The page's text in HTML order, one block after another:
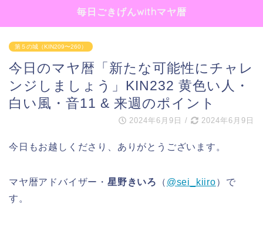
毎日ごきげんwithマヤ暦
第５の城（KIN209〜260）
今日のマヤ暦「新たな可能性にチャレ
ンジしましょう」KIN232 黄色い人・
白い風・音11 & 来週のポイント
2024年6月9日 / 2024年6月9日
今日もお越しくださり、ありがとうございます。
マヤ暦アドバイザー・ 星野きいろ （ @sei_kiiro）で
す。